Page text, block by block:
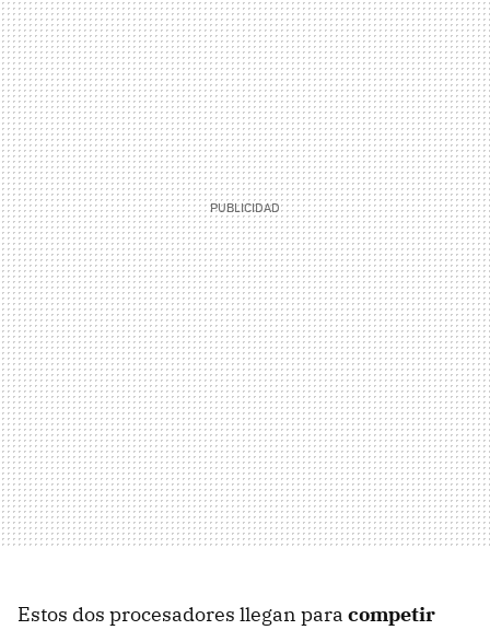
Estos dos procesadores llegan para competir